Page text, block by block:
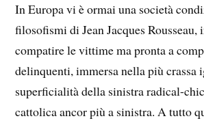
In Europa vi è ormai una società
filosofismi di Jean Jacques Rousseau,
compatire le vittime ma pronta a
delinquenti, immersa nella più crassa
superficialità della sinistra radical-
cattolica ancor più a sinistra. A tutto